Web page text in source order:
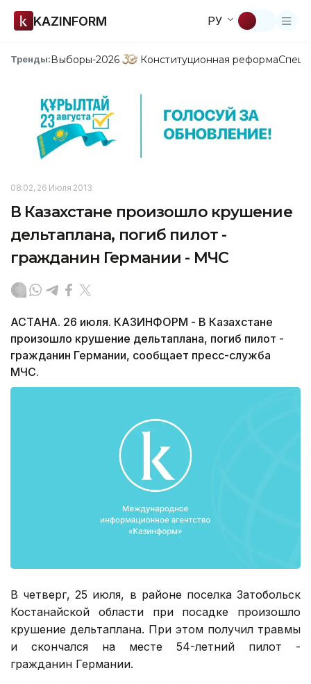
KAZINFORM РУ
Тренды:Выборы-2026 Конституционная реформа
08:02, 26 Июля 2013
В Казахстане произошло крушение
дельтаплана, погиб пилот -
гражданин Германии - МЧС
АСТАНА. 26 июля. КАЗИНФОРМ - В Казахстане
произошло крушение дельтаплана, погиб пилот -
гражданин Германии, сообщает пресс-служба
МЧС.
В четверг, 25 июля, в районе поселка Затобольск
Костанайской области при посадке произошло
крушение дельтаплана. При этом получил травмы
и скончался на месте 54-летний пилот -
гражданин Германии.